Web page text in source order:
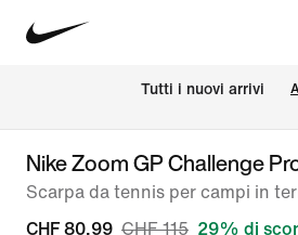
Tutti i nuovi arrivi
Nike Zoom GP Challenge
Scarpa da tennis per campi in
CHF 80.99 CHF 115 29% di